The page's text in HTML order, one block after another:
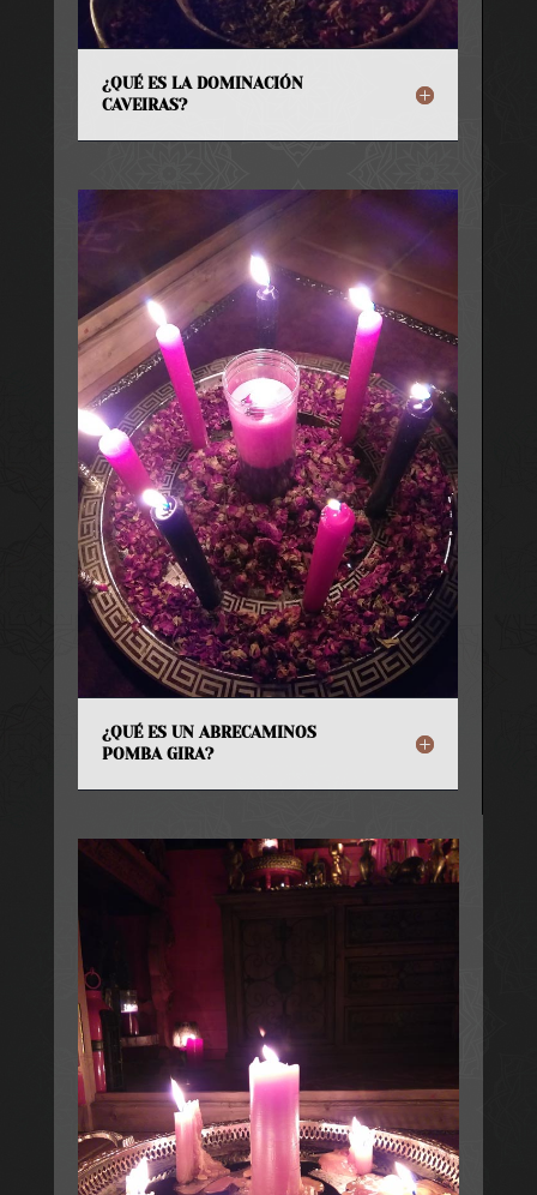
¿QUÉ ES LA DOMINACIÓN
CAVEIRAS?
¿QUÉ ES UN ABRECAMINOS
POMBA GIRA?